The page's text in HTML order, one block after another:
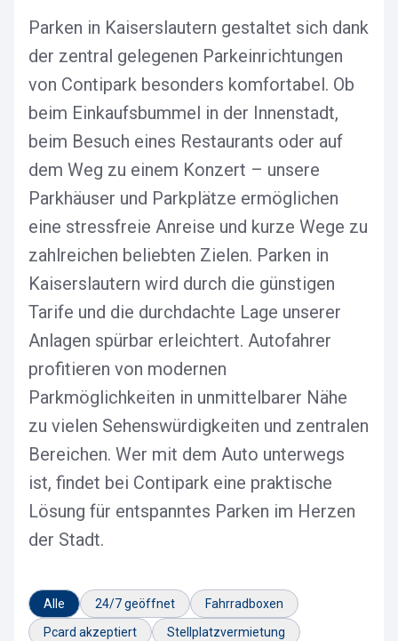
Parken in Kaiserslautern gestaltet sich dank
der zentral gelegenen Parkeinrichtungen
von Contipark besonders komfortabel. Ob
beim Einkaufsbummel in der Innenstadt,
beim Besuch eines Restaurants oder auf
dem Weg zu einem Konzert – unsere
Parkhäuser und Parkplätze ermöglichen
eine stressfreie Anreise und kurze Wege zu
zahlreichen beliebten Zielen. Parken in
Kaiserslautern wird durch die günstigen
Tarife und die durchdachte Lage unserer
Anlagen spürbar erleichtert. Autofahrer
profitieren von modernen
Parkmöglichkeiten in unmittelbarer Nähe
zu vielen Sehenswürdigkeiten und zentralen
Bereichen. Wer mit dem Auto unterwegs
ist, findet bei Contipark eine praktische
Lösung für entspanntes Parken im Herzen
der Stadt.
Alle 24/7 geöffnet
Fahrradboxen
Pcard akzeptiert
Stellplatzvermietung